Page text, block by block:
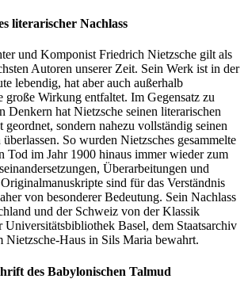
literarischer Nachlass
und Komponist Friedrich Nietzsche gilt als
Autoren unserer Zeit. Sein Werk ist in der
lebendig, hat aber auch außerhalb
große Wirkung entfaltet. Im Gegensatz zu
Denkern hat Nietzsche seinen literarischen
geordnet, sondern nahezu vollständig seinen
So wurden Nietzsches gesammelte
Tod im Jahr 1900 hinaus immer wieder zum
Überarbeitungen und
sind für das Verständnis
von besonderer Bedeutung. Sein Nachlass
und der Schweiz von der Klassik
Universitätsbibliothek Basel, dem Staatsarchiv
Nietzsche-Haus in Sils Maria bewahrt.
des Babylonischen Talmud